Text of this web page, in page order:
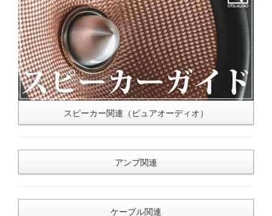
スピーカー関連（ピュアオーディオ）
アンプ関連
ケーブル関連